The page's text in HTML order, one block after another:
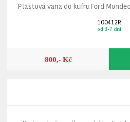
Plastová vana do kufru Ford
100412R
od 3-7 dní
800,- Kč